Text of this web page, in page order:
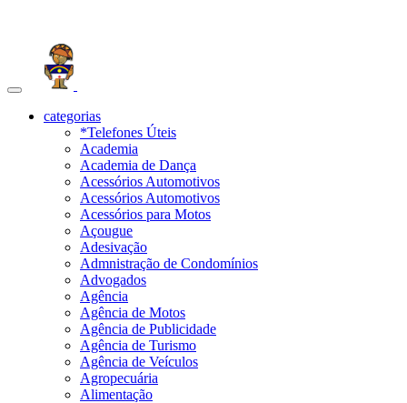
Toggle
navigationcategorias
*Telefones Úteis
Academia
Academia de Dança
Acessórios Automotivos
Acessórios Automotivos
Acessórios para Motos
Açougue
Adesivação
Admnistração de Condomínios
Advogados
Agência
Agência de Motos
Agência de Publicidade
Agência de Turismo
Agência de Veículos
Agropecuária
Alimentação